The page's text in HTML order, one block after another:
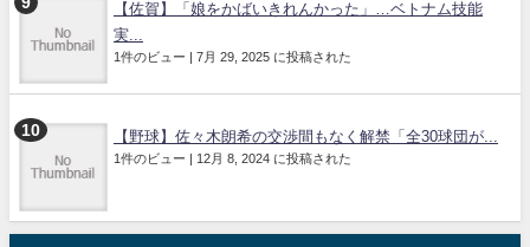
【佐賀】「娘をかばいきれんかった」…ベトナム技能
実...
1件のビュー 7月 29, 2025 に投稿された
【野球】佐々木朗希の交渉間もなく解禁「全30球団が...
1件のビュー 12月 8, 2024 に投稿された